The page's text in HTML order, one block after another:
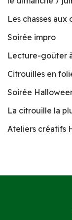
Les chasses
Soirée impro
Lecture-goûter
Citrouilles en
Soirée
La citrouille la
Ateliers créatifs